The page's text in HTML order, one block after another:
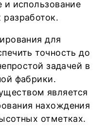
и использование
для
точность до
задачей в
фабрики.
является
нахождения
отметках.